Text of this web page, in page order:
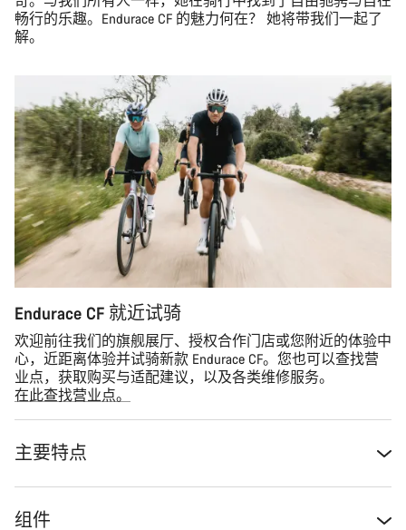
畅行的乐趣。Endurace CF 的魅力何在？ 她将带我们一起了
解。
Endurace CF 就近试骑
欢迎前往我们的旗舰展厅、授权合作门店或您附近的体验中
心，近距离体验并试骑新款 Endurace CF。您也可以查找营
业点，获取购买与适配建议，以及各类维修服务。
在此查找营业点。
主要特点
组件